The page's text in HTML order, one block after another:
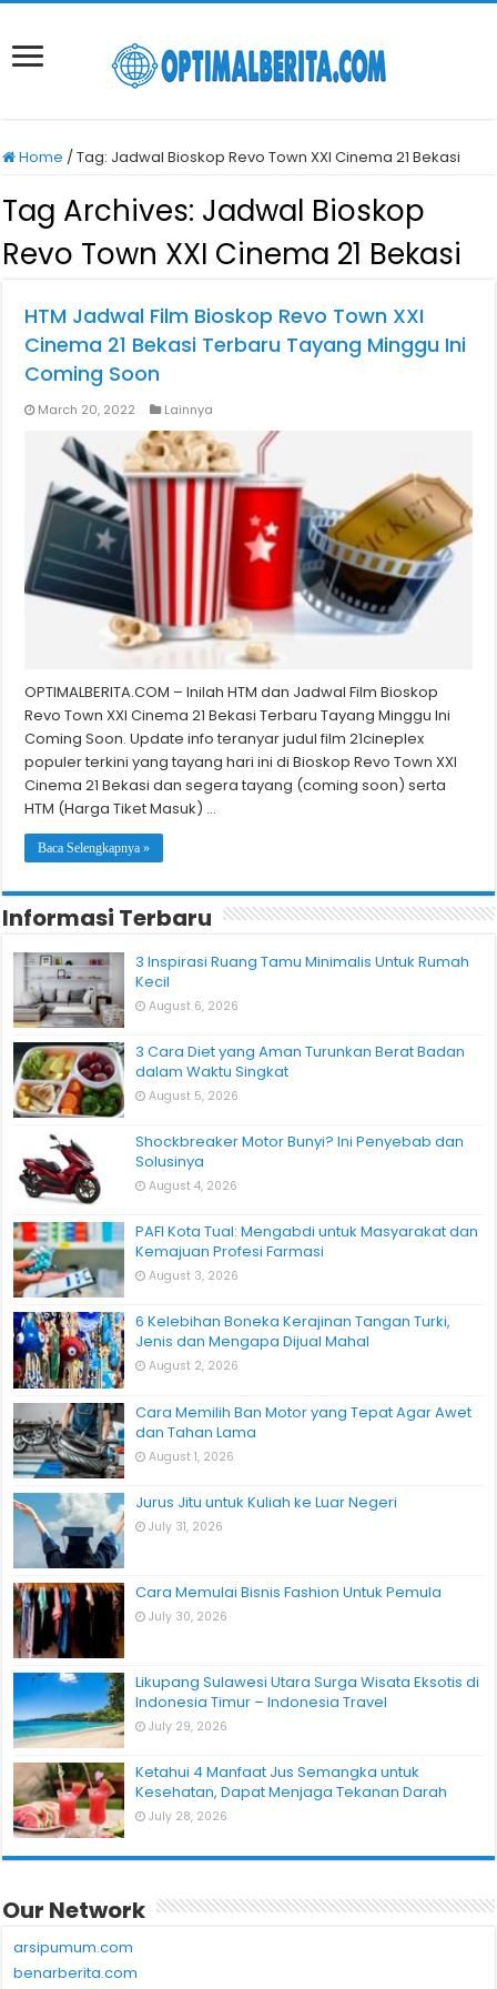
Home /Tag: Jadwal Bioskop Revo Town XXI Cinema 21 Bekasi
Tag Archives: Jadwal Bioskop
Revo Town XXI Cinema 21 Bekasi
HTM Jadwal Film Bioskop Revo Town XXI
Cinema 21 Bekasi Terbaru Tayang Minggu Ini
Coming Soon
March 20, 2022 Lainnya
OPTIMALBERITA.COM – Inilah HTM dan Jadwal Film Bioskop
Revo Town XXI Cinema 21 Bekasi Terbaru Tayang Minggu Ini
Coming Soon. Update info teranyar judul film 21cineplex
populer terkini yang tayang hari ini di Bioskop Revo Town XXI
Cinema 21 Bekasi dan segera tayang (coming soon) serta
HTM (Harga Tiket Masuk) …
Baca Selengkapnya »
Informasi Terbaru
3 Inspirasi Ruang Tamu Minimalis Untuk Rumah
Kecil
August 6, 2026
3 Cara Diet yang Aman Turunkan Berat Badan
dalam Waktu Singkat
August 5, 2026
Shockbreaker Motor Bunyi? Ini Penyebab dan
Solusinya
August 4, 2026
PAFI Kota Tual: Mengabdi untuk Masyarakat dan
Kemajuan Profesi Farmasi
August 3, 2026
6 Kelebihan Boneka Kerajinan Tangan Turki,
Jenis dan Mengapa Dijual Mahal
August 2, 2026
Cara Memilih Ban Motor yang Tepat Agar Awet
dan Tahan Lama
August 1, 2026
Jurus Jitu untuk Kuliah ke Luar Negeri
July 31, 2026
Cara Memulai Bisnis Fashion Untuk Pemula
July 30, 2026
Likupang Sulawesi Utara Surga Wisata Eksotis di
Indonesia Timur – Indonesia Travel
July 29, 2026
Ketahui 4 Manfaat Jus Semangka untuk
Kesehatan, Dapat Menjaga Tekanan Darah
July 28, 2026
Our Network
arsipumum.com
benarberita.com